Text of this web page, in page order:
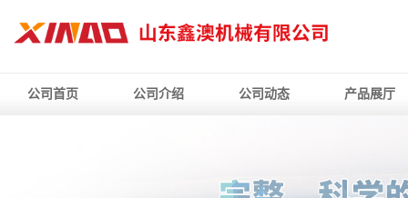
公司首页 公司介绍 公司动态 产品展厅